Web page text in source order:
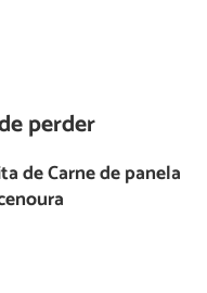
perder
de Carne de panela